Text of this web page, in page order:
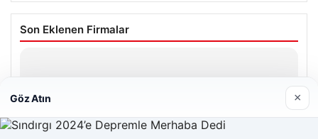
Son Eklenen Firmalar
Göz Atın ×